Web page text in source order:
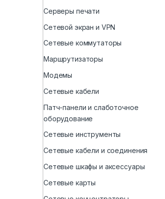
Серверы печати
Сетевой экран и VPN
Сетевые коммутаторы
Маршрутизаторы
Модемы
Сетевые кабели
Патч-панели и слаботочное
оборудование
Сетевые инструменты
Сетевые кабели и соединения
Сетевые шкафы и аксессуары
Сетевые карты